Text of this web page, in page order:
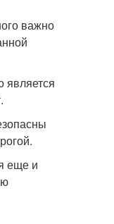
важно
является
еще и